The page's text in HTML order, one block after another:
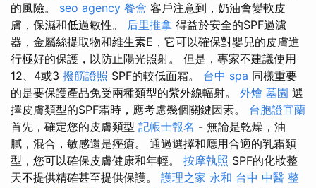
的風險。 seo agency 餐盒 客戶注意到，奶油會變軟皮
膚，保濕和低過敏性。 后里推拿 得益於安全的SPF過濾
器，金屬絲提取物和維生素E，它可以確保對嬰兒的皮膚進
行極好的保護，以防止陽光照射。 但是，專家不建議使用
12、4或3 撥筋證照 SPF的較低面霜。 台中 spa 同樣重要
的是要保護產品免受兩種類型的紫外線輻射。 外燴 墓園 選
擇皮膚類型的SPF霜時，應考慮幾個關鍵因素。 台胞證宜蘭
首先，確定您的皮膚類型 記帳士報名 - 無論是乾燥，油
膩，混合，敏感還是痤瘡。 通過選擇和應用合適的乳霜類
型，您可以確保皮膚健康和年輕。 按摩執照 SPF的化妝整
天不提供精確甚至提供保護。 護理之家 永和 台中 中醫 整